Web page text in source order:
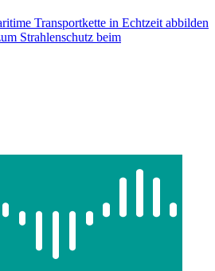
Transportkette in Echtzeit abbilden
Strahlenschutz beim